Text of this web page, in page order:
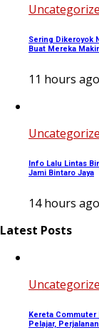
Sering Dikeroyok
Buat Mereka
11 hours ago
Info Lalu Lintas
Jami Bintaro Jaya
14 hours ago
Latest Posts
Kereta
Pelajar,